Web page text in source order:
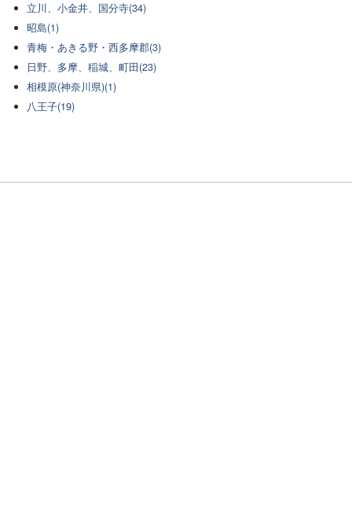
立川、小金井、国分寺(34)
昭島(1)
青梅・あきる野・西多摩郡(3)
日野、多摩、稲城、町田(23)
相模原(神奈川県)(1)
八王子(19)